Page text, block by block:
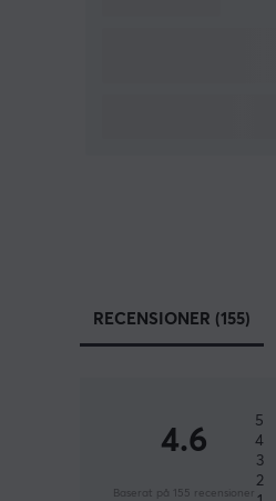
RECENSIONER (155)
4.6
Baserat på 155 recensioner
5
4
3
2